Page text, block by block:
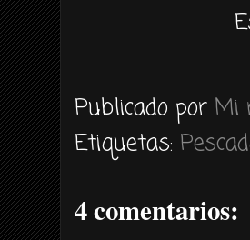
Publicado por Mi
Etiquetas:
4 comentarios: